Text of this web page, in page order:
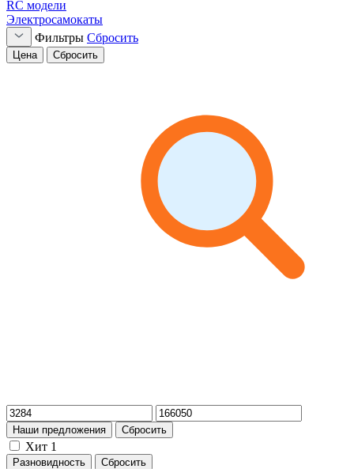
RC модели
Электросамокаты
Фильтры Сбросить
Цена Сбросить
Наши предложения Сбросить
Хит 1
Разновидность Сбросить